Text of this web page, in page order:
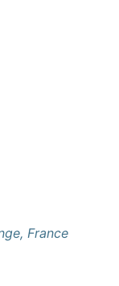
France